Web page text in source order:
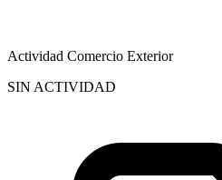
Actividad Comercio Exterior
SIN ACTIVIDAD